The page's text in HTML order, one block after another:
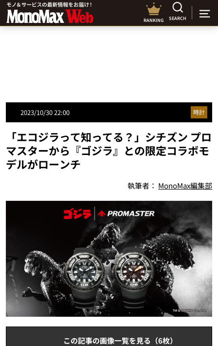
RANKING SEARCH
2023/10/30 22:00 時計
「エコジラって知ってる？」シチズン プロ
マスターから『ゴジラ』との限定コラボモ
デルがローンチ
執筆者： MonoMax編集部
この記事の画像一覧を見る（6枚）